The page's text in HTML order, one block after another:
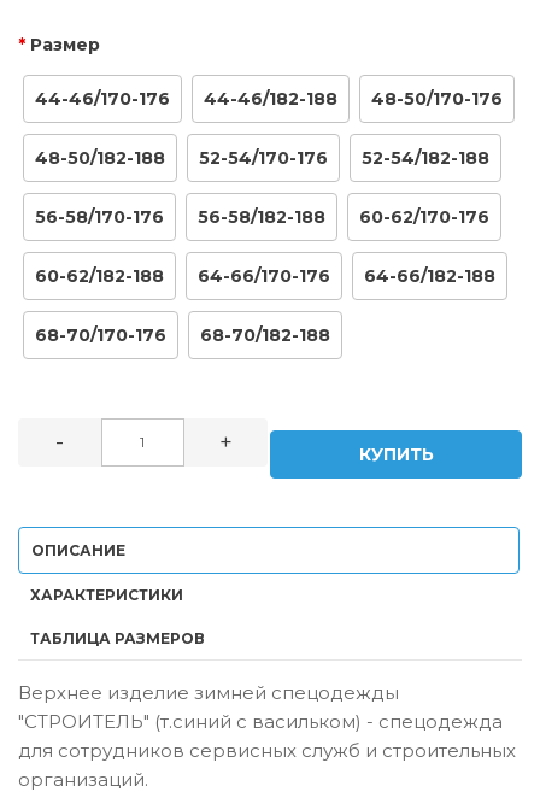
Размер
44-46/170-176 44-46/182-188 48-50/170-176
48-50/182-188 52-54/170-176 52-54/182-188
56-58/170-176 56-58/182-188 60-62/170-176
60-62/182-188 64-66/170-176 64-66/182-188
68-70/170-176 68-70/182-188
- + КУПИТЬ
ОПИСАНИЕ
ХАРАКТЕРИСТИКИ
ТАБЛИЦА РАЗМЕРОВ
Верхнее изделие зимней спецодежды
"СТРОИТЕЛЬ" (т.синий с васильком) - спецодежда
для сотрудников сервисных служб и строительных
организаций.